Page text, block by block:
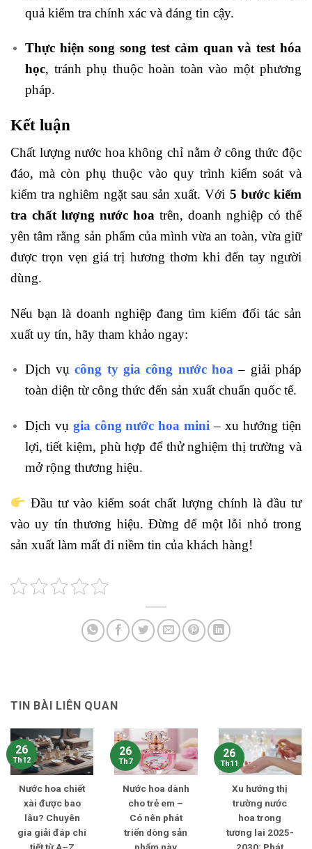
quả kiểm tra chính xác và đáng tin cậy.
Thực hiện song song test cảm quan và test hóa
học, tránh phụ thuộc hoàn toàn vào một phương
pháp.
Kết luận
Chất lượng nước hoa không chỉ nằm ở công thức độc
đáo, mà còn phụ thuộc vào quy trình kiểm soát và
kiểm tra nghiêm ngặt sau sản xuất. Với 5 bước kiểm
tra chất lượng nước hoa trên, doanh nghiệp có thể
yên tâm rằng sản phẩm của mình vừa an toàn, vừa giữ
được trọn vẹn giá trị hương thơm khi đến tay người
dùng.
Nếu bạn là doanh nghiệp đang tìm kiếm đối tác sản
xuất uy tín, hãy tham khảo ngay:
Dịch vụcông ty gia công nước hoa – giải pháp
toàn diện từ công thức đến sản xuất chuẩn quốc tế.
Dịch vụ gia công nước hoa mini – xu hướng tiện
lợi, tiết kiệm, phù hợp để thử nghiệm thị trường và
mở rộng thương hiệu.
Đầu tư vào kiểm soát chất lượng chính là đầu tư
vào uy tín thương hiệu. Đừng để một lỗi nhỏ trong
sản xuất làm mất đi niềm tin của khách hàng!
TIN BÀI LIÊN QUAN
Nước hoa chiết
xài được bao
lâu? Chuyên
gia giải đáp chi
26
Th12
Nước hoa dành
cho trẻ em –
Có nên phát
triển dòng sản
26
Th7
Xu hướng thị
trường nước
hoa trong
tương lai 2025-
26
Th11